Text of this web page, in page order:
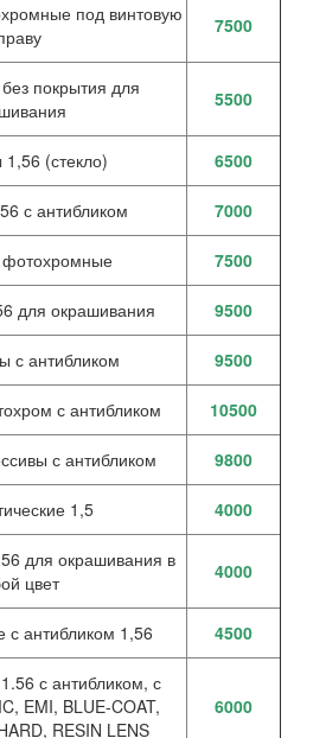
под винтовую
7500
покрытия для
5500
(стекло) 6500
с антибликом 7000
7500
для окрашивания 9500
с антибликом 9500
с антибликом 10500
с антибликом 9800
1,5 4000
для окрашивания в
цвет
4000
с антибликом 1,56 4500
с антибликом, с
EMI, BLUE-COAT,
RESIN LENS
6000